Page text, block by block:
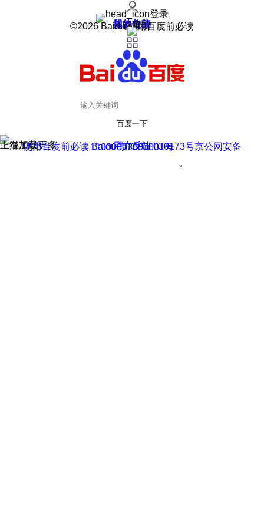
登录
我的关注
我的收藏
皮肤中心
用户反馈
设置
©2026 Baidu 使用百度前必读
百度一下
正在加载
上滑加载更多 用户反馈
使用百度前必读 Baidu 京ICP证030173号
京公网安备11000002000001号